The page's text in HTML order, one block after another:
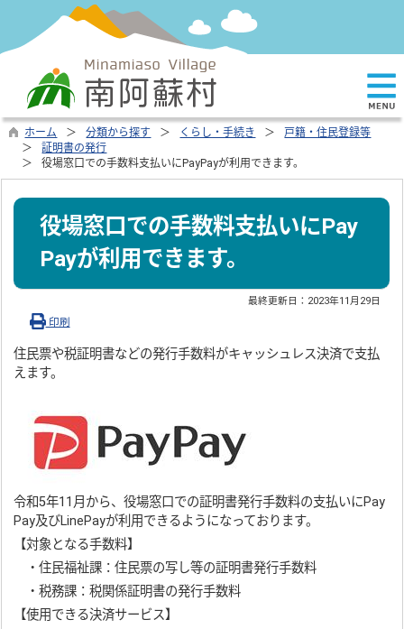
ホーム 分類から探す くらし・手続き
戸籍・住民登録等
証明書の発行
役場窓口での手数料支払いにPayPayが利用できます。
役場窓口での手数料支払いにPay
Payが利用できます。
最終更新日： 2023年11月29日
印刷
住民票や税証明書などの発行手数料がキャッシュレス決済で支払
えます。
令和5年11月から、役場窓口での証明書発行手数料の支払いにPay
Pay及びLinePayが利用できるようになっております。
【対象となる手数料】
・住民福祉課：住民票の写し等の証明書発行手数料
・税務課：税関係証明書の発行手数料
【使用できる決済サービス】